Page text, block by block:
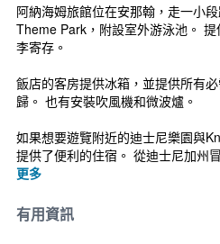
阿納海姆旅館位在安那翰，走一小
Theme Park，附設室外游泳池。
李寄存。
飯店的客房提供冰箱，並提供所有
歸。 也有安裝吹風機和微波爐。
如果想要遊覽附近的迪士尼樂園與
提供了便利的住宿。 從迪士尼加州
更多
有用資訊